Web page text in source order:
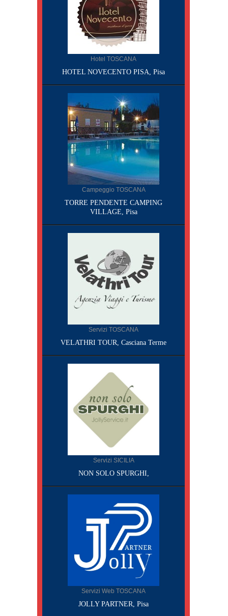
Hotel TOSCANA
HOTEL NOVECENTO PISA, Pisa
Campeggio TOSCANA
TORRE PENDENTE CAMPING
VILLAGE, Pisa
Servizi TOSCANA
VELATHRI TOUR, Casciana Terme
Servizi SICILIA
NON SOLO SPURGHI,
Servizi Web TOSCANA
JOLLY PARTNER, Pisa